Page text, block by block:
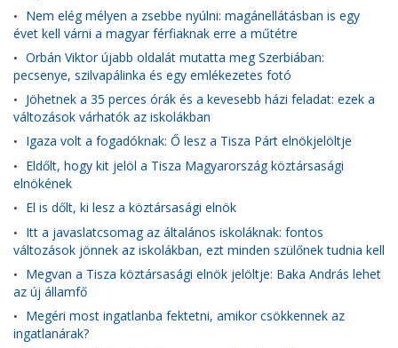
• Nem elég mélyen a zsebbe nyúlni: magánellátásban is egy
évet kell várni a magyar férfiaknak erre a műtétre
• Orbán Viktor újabb oldalát mutatta meg Szerbiában:
pecsenye, szilvapálinka és egy emlékezetes fotó
• Jöhetnek a 35 perces órák és a kevesebb házi feladat: ezek a
változások várhatók az iskolákban
• Igaza volt a fogadóknak: Ő lesz a Tisza Párt elnökjelöltje
• Eldőlt, hogy kit jelöl a Tisza Magyarország köztársasági
elnökének
• El is dőlt, ki lesz a köztársasági elnök
• Itt a javaslatcsomag az általános iskoláknak: fontos
változások jönnek az iskolákban, ezt minden szülőnek tudnia kell
• Megvan a Tisza köztársasági elnök jelöltje: Baka András lehet
az új államfő
• Megéri most ingatlanba fektetni, amikor csökkennek az
ingatlanárak?